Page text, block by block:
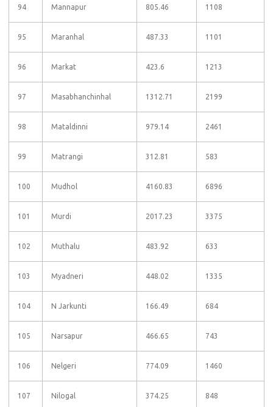
94 Mannapur 805.46 1108
95 Maranhal 487.33 1101
96 Markat 423.6 1213
97 Masabhanchinhal 1312.71 2199
98 Mataldinni 979.14 2461
99 Matrangi 312.81 583
100 Mudhol 4160.83 6896
101 Murdi 2017.23 3375
102 Muthalu 483.92 633
103 Myadneri 448.02 1335
104 N Jarkunti 166.49 684
105 Narsapur 466.65 743
106 Nelgeri 774.09 1460
107 Nilogal 374.25 848